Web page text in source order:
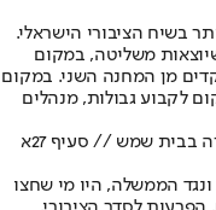
בשיח הציבורי הישראלי.
משליטה, במקום
מן המחנה השני. במקום
לקבוע גבולות, מנהלים
חרדים קיצונים מנסים לחדור לתחנת המשטרה בבית שמש // סעיף 27א
הממשלה, היו מי שחצו